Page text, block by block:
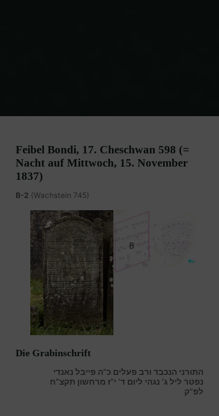
Feibel Bondi, 17. Cheschwan 598 (=
Nacht auf Mittwoch, 15. November
1837)
B-2 (Wachstein 745)
Die Grabinschrift
התורני הנכבד ורב פעלים כ”ה פייבל נאנדי
נפטר ליל ג’ נגהי ליום ד’ י”ז מרחשון תקצ”ח
לפ”ק